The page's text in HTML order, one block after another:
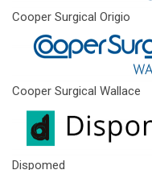
Cooper Surgical Origio
Cooper Surgical Wallace
Dispomed